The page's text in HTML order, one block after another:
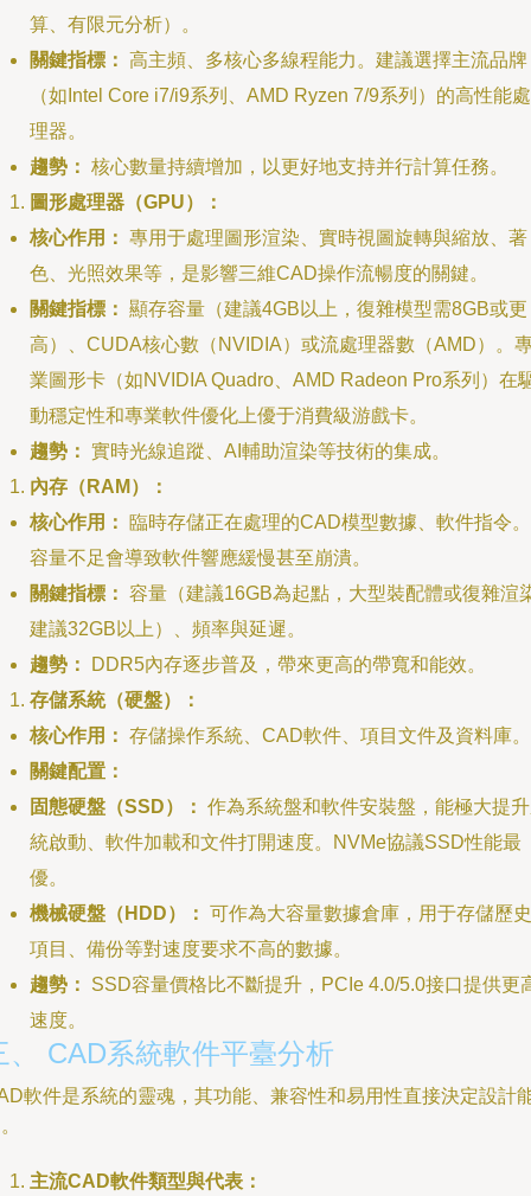
算、有限元分析）。
關鍵指標： 高主頻、多核心多線程能力。建議選擇主流品牌
（如Intel Core i7/i9系列、AMD Ryzen 7/9系列）的高性能處
理器。
趨勢： 核心數量持續增加，以更好地支持并行計算任務。
圖形處理器（GPU）：
核心作用： 專用于處理圖形渲染、實時視圖旋轉與縮放、著
色、光照效果等，是影響三維CAD操作流暢度的關鍵。
關鍵指標： 顯存容量（建議4GB以上，復雜模型需8GB或更
高）、CUDA核心數（NVIDIA）或流處理器數（AMD）。
業圖形卡（如NVIDIA Quadro、AMD Radeon Pro系列）在
動穩定性和專業軟件優化上優于消費級游戲卡。
趨勢： 實時光線追蹤、AI輔助渲染等技術的集成。
內存（RAM）：
核心作用：
臨時存儲正在處理的CAD模型數據、軟件指令。
容量不足會導致軟件響應緩慢甚至崩潰。
關鍵指標： 容量（建議16GB為起點，大型裝配體或復雜渲
建議32GB以上）、頻率與延遲。
趨勢：
DDR5內存逐步普及，帶來更高的帶寬和能效。
存儲系統（硬盤）：
核心作用： 存儲操作系統、CAD軟件、項目文件及資料庫。
關鍵配置：
固態硬盤（SSD）： 作為系統盤和軟件安裝盤，能極大提
統啟動、軟件加載和文件打開速度。NVMe協議SSD性能最
優。
機械硬盤（HDD）： 可作為大容量數據倉庫，用于存儲歷史
項目、備份等對速度要求不高的數據。
趨勢：
SSD容量價格比不斷提升，PCIe 4.0/5.0接口提供更
速度。
、 CAD系統軟件平臺分析
軟件是系統的靈魂，其功能、兼容性和易用性直接決定設計
主流CAD軟件類型與代表：